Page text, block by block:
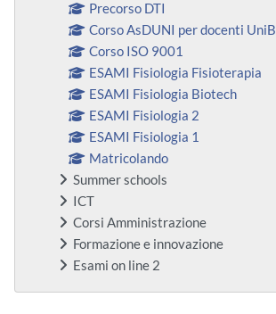
Precorso DTI
Corso AsDUNI per docenti
Corso ISO 9001
ESAMI Fisiologia Fisioterapia
ESAMI Fisiologia Biotech
ESAMI Fisiologia 2
ESAMI Fisiologia 1
Matricolando
Summer schools
ICT
Corsi Amministrazione
Formazione e innovazione
Esami on line 2